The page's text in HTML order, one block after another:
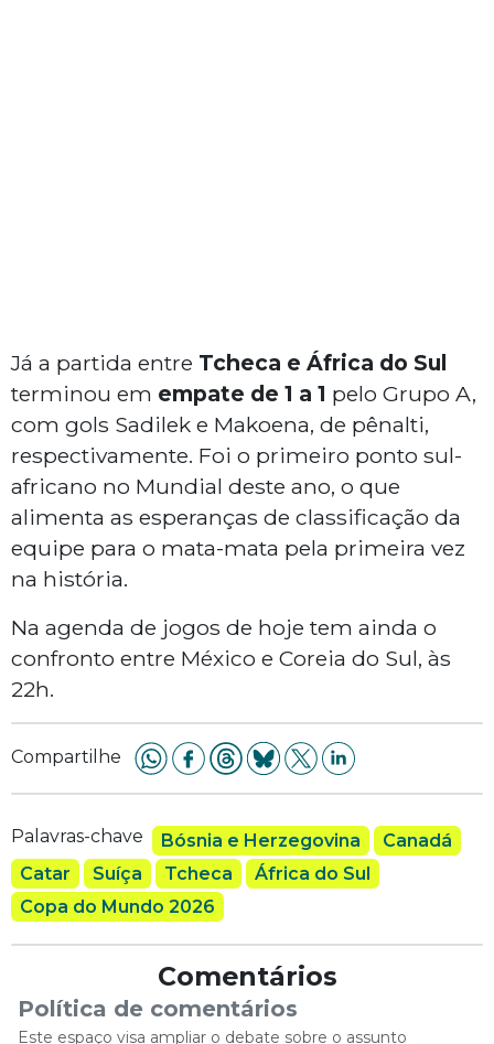
Já a partida entre Tcheca e África do Sul
terminou em empate de 1 a 1 pelo Grupo A,
com gols Sadilek e Makoena, de pênalti,
respectivamente. Foi o primeiro ponto sul-
africano no Mundial deste ano, o que
alimenta as esperanças de classificação da
equipe para o mata-mata pela primeira vez
na história.
Na agenda de jogos de hoje tem ainda o
confronto entre México e Coreia do Sul, às
22h.
Compartilhe
Palavras-chave Bósnia e Herzegovina
Canadá
Catar
Suíça Tcheca
África do Sul
Copa do Mundo 2026
Comentários
Política de comentários
Este espaço visa ampliar o debate sobre o assunto